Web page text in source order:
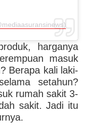
harganya
masuk
Berapa kali laki-
setahun?
rumah sakit 3-
sakit. Jadi itu